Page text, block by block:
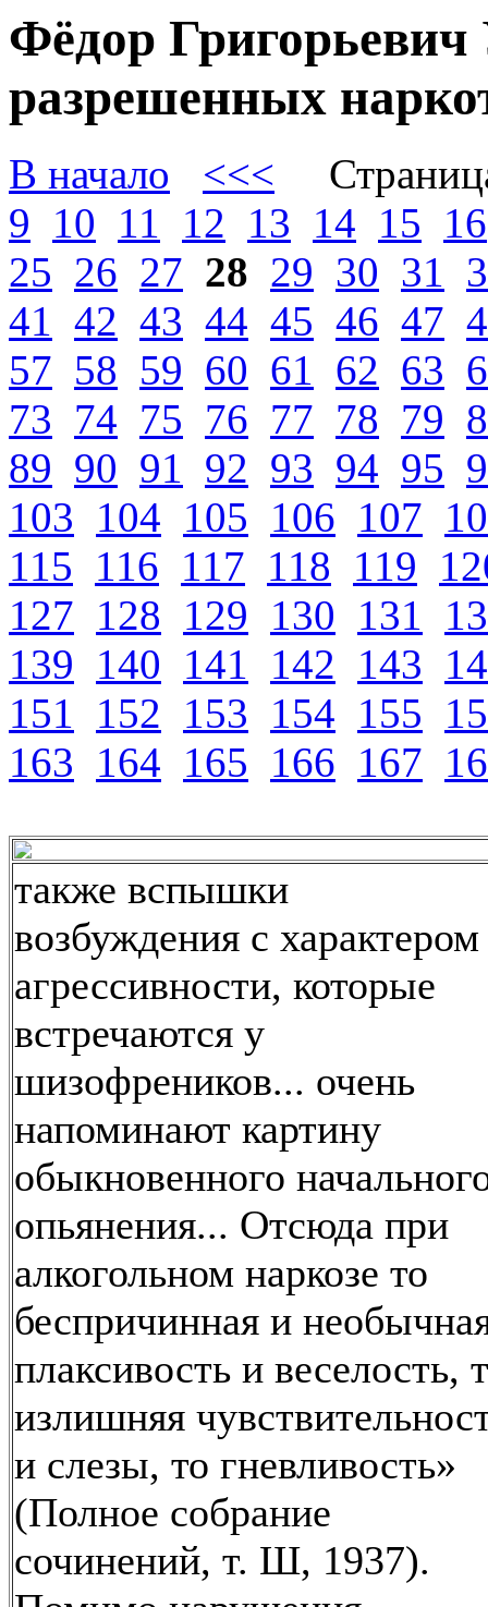
Фёдор
разрешенных
В начало <<<
9 10 11 12 13 14 15 16
25 26 27 28 29 30 31
41 42 43 44 45 46 47
57 58 59 60 61 62 63
73 74 75 76 77 78 79
89 90 91 92 93 94 95
103 104 105 106 107
115 116 117 118 119
127 128 129 130 131
139 140 141 142 143
151
152 153 154 155
163 164 165 166 167
также вспышки
возбуждения с характером
агрессивности, которые
встречаются у
шизофреников... очень
напоминают картину
обыкновенного
опьянения... Отсюда при
алкогольном наркозе то
беспричинная и
плаксивость и веселость,
излишняя
и слезы, то гневливость»
(Полное собрание
сочинений, т. Ш, 1937).